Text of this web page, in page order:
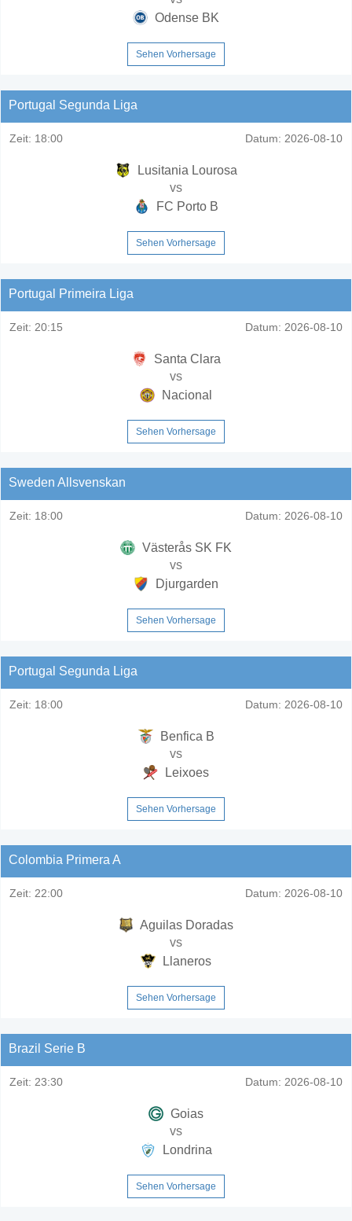
Odense BK
Sehen Vorhersage
Portugal Segunda Liga
Zeit: 18:00 Datum: 2026-08-10
Lusitania Lourosa
vs
FC Porto B
Sehen Vorhersage
Portugal Primeira Liga
Zeit: 20:15 Datum: 2026-08-10
Santa Clara
vs
Nacional
Sehen Vorhersage
Sweden Allsvenskan
Zeit: 18:00 Datum: 2026-08-10
Västerås SK FK
vs
Djurgarden
Sehen Vorhersage
Portugal Segunda Liga
Zeit: 18:00 Datum: 2026-08-10
Benfica B
vs
Leixoes
Sehen Vorhersage
Colombia Primera A
Zeit: 22:00 Datum: 2026-08-10
Aguilas Doradas
vs
Llaneros
Sehen Vorhersage
Brazil Serie B
Zeit: 23:30 Datum: 2026-08-10
Goias
vs
Londrina
Sehen Vorhersage